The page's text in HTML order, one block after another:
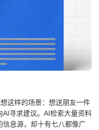
这样的场景：想送朋友一件
寻求建议。AI检索大量资料
息源，却十有七八都像广